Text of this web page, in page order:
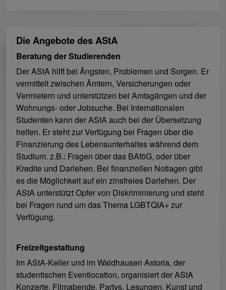
Die Angebote des AStA
Beratung der Studierenden
Der AStA hilft bei Ängsten, Problemen und Sorgen. Er
vermittelt zwischen Ämtern, Versicherungen oder
Vermietern und unterstützen bei Amtsgängen und der
Wohnungs- oder Jobsuche. Bei Internationalen
Studenten kann der AStA auch bei der Übersetzung
helfen. Er steht zur Verfügung bei Fragen über die
Finanzierung des Lebensunterhaltes während dem
Studium. z.B.: Fragen über das BAföG, oder über
Kredite und Darlehen. Bei finanziellen Notlagen gibt
es die Möglichkeit auf ein zinsfreies Darlehen. Der
AStA unterstützt Opfer von Diskriminierung und steht
bei Fragen rund um das Thema LGBTQIA+ zur
Verfügung.
Freizeitgestaltung
Im AStA-Keller und im Waldhausen Astoria, der
studentischen Eventlocation, organisiert der AStA
Konzerte, Filmabende, Partys, Lesungen, Kunst und